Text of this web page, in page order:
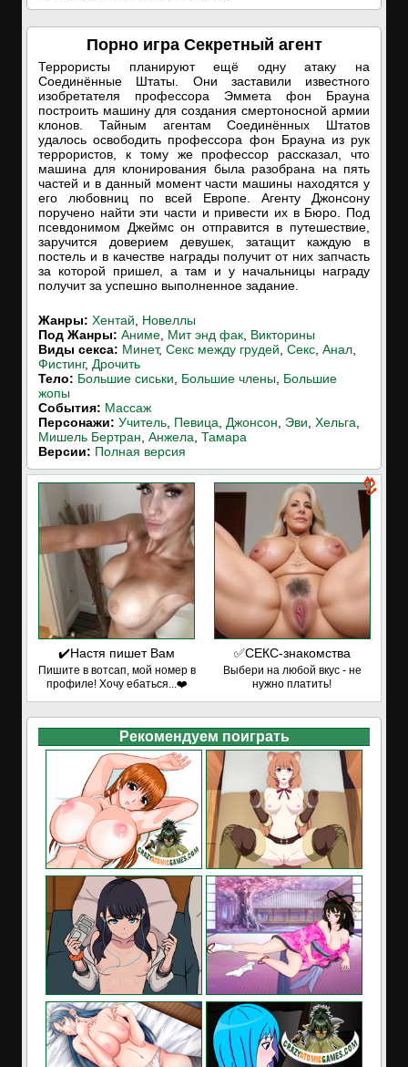
Порно игра Секретный агент
Террористы планируют ещё одну атаку на
Соединённые Штаты. Они заставили известного
изобретателя профессора Эммета фон Брауна
построить машину для создания смертоносной армии
клонов. Тайным агентам Соединённых Штатов
удалось освободить профессора фон Брауна из рук
террористов, к тому же профессор рассказал, что
машина для клонирования была разобрана на пять
частей и в данный момент части машины находятся у
его любовниц по всей Европе. Агенту Джонсону
поручено найти эти части и привести их в Бюро. Под
псевдонимом Джеймс он отправится в путешествие,
заручится доверием девушек, затащит каждую в
постель и в качестве награды получит от них запчасть
за которой пришел, а там и у начальницы награду
получит за успешно выполненное задание.
Жанры: Хентай
Новеллы
Под Жанры: Аниме Мит энд фак Викторины
Виды секса: Минет, Секс между грудей Секс Анал
Фистинг, Дрочить
Тело: Большие сиськи Большие члены Большие
жопы
События: Массаж
Персонажи: Учитель Певица Джонсон Эви Хельга
Мишель Бертран Анжела Тамара
Версии: Полная версия
✔️Настя пишет Вам
Пишите в вотсап, мой номер в
профиле! Хочу ебаться...❤️
✅СЕКС-знакомства
Выбери на любой вкус - не
нужно платить!
Рекомендуем поиграть